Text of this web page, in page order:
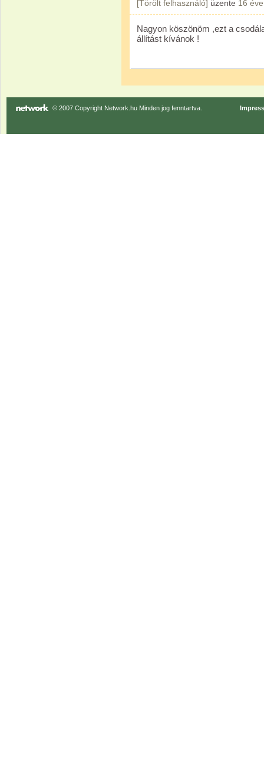
[Törölt felhasználó] üzente 16 éve
Nagyon köszönöm ,ezt a
állítást kívánok !
© 2007 Copyright Network.hu Minden jog fenntartva.